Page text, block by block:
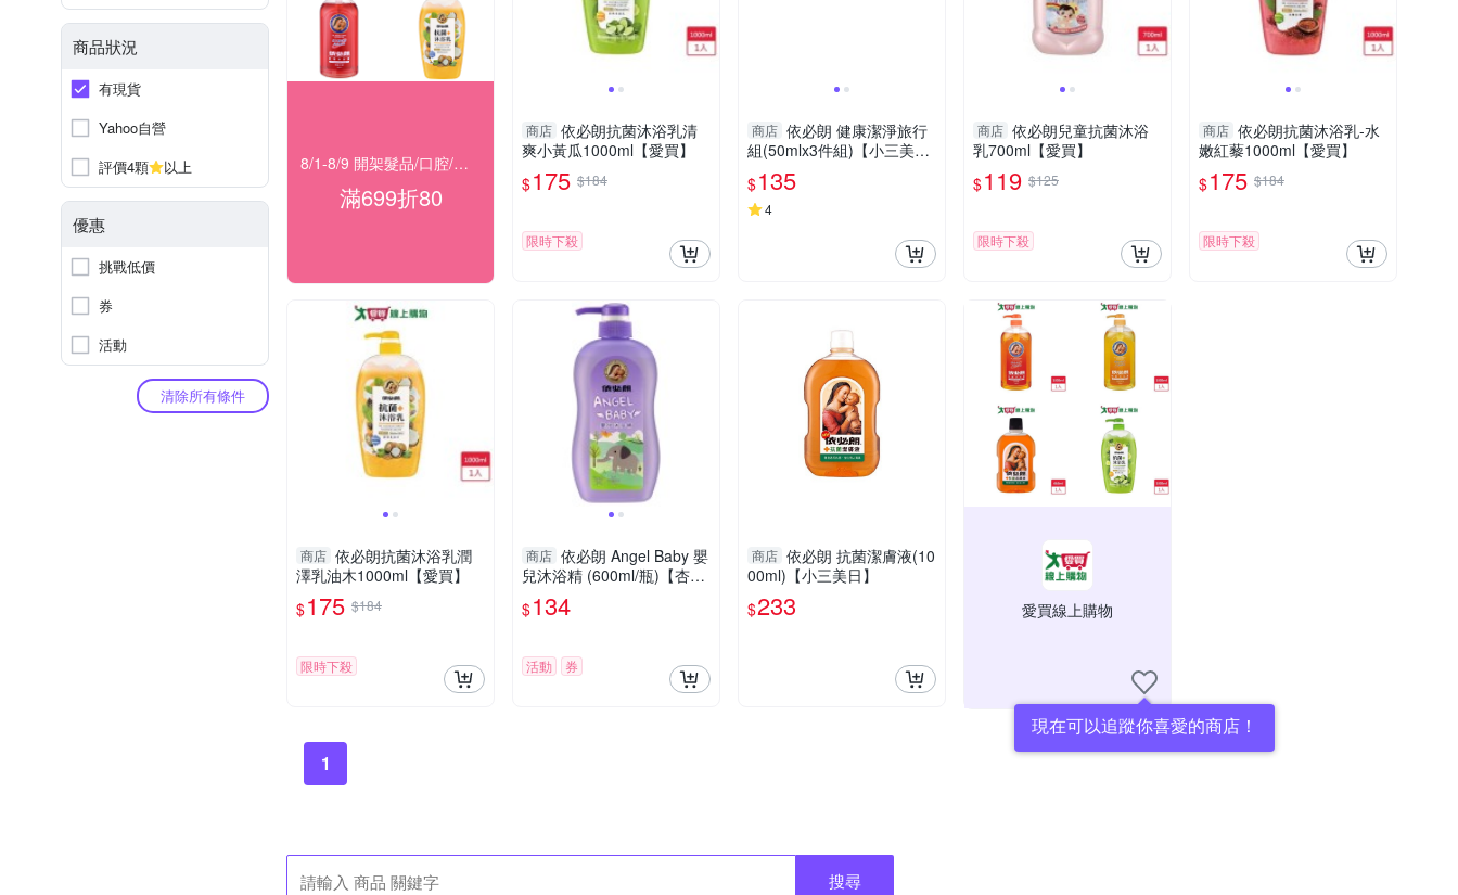
商品狀況
有現貨
Yahoo自營
評價4顆
以上
優惠
挑戰低價
券
活動
清除所有條件
8/1-8/9 開架髮品/口腔/洗沐★滿699折80
滿699折80
商店 依必朗抗菌沐浴乳清
爽小黃瓜1000ml【愛買】
$175 $184
限時下殺
商店 依必朗 健康潔淨旅行
組(50mlx3件組)【小三美
日】DS010517
$135
4
商店 依必朗兒童抗菌沐浴
乳700ml【愛買】
$119 $125
限時下殺
商店 依必朗抗菌沐浴乳-水
嫩紅藜1000ml【愛買】
$175 $184
限時下殺
商店 依必朗抗菌沐浴乳潤
澤乳油木1000ml【愛買】
$175 $184
限時下殺
商店 依必朗 Angel Baby 嬰
兒沐浴精 (600ml/瓶)【杏
一】
$134
活動 券
商店 依必朗 抗菌潔膚液(10
00ml)【小三美日】
$233 愛買線上購物
現在可以追蹤你喜愛的商店！
1
搜尋